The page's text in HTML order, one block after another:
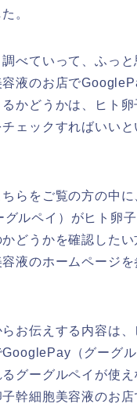
。
べていって、ふっと
容液のお店で
かどうかは、ヒト卵
ェックすればいいと
らをご覧の方の中に
ルペイ）がヒト卵
どうかを確認したい
液のホームページを
お伝えする内容は、
（グーグル
グーグルペイが使
幹細胞美容液のお店